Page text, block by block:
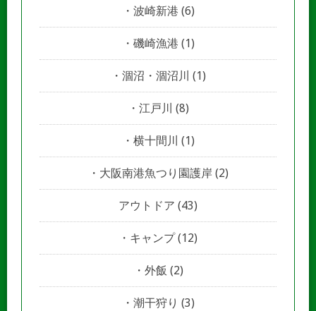
波崎新港 (6)
磯崎漁港 (1)
涸沼・涸沼川 (1)
江戸川 (8)
横十間川 (1)
大阪南港魚つり園護岸 (2)
アウトドア (43)
キャンプ(12)
外飯 (2)
潮干狩り (3)